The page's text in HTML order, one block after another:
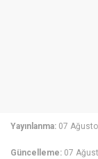
Yayınlanma: 07
Güncelleme: 07